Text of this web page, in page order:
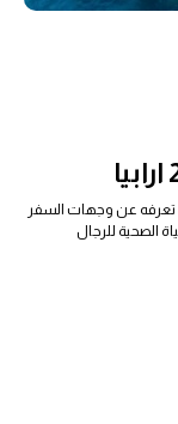
تعرفه عن وجهات السفر
الصحية للرجال